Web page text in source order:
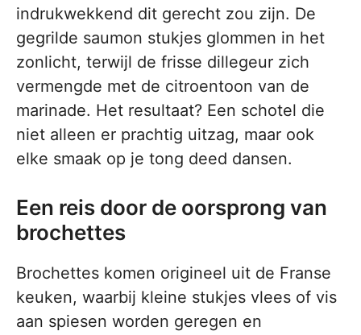
indrukwekkend dit gerecht zou zijn. De
gegrilde saumon stukjes glommen in het
zonlicht, terwijl de frisse dillegeur zich
vermengde met de citroentoon van de
marinade. Het resultaat? Een schotel die
niet alleen er prachtig uitzag, maar ook
elke smaak op je tong deed dansen.
Een reis door de oorsprong van
brochettes
Brochettes komen origineel uit de Franse
keuken, waarbij kleine stukjes vlees of vis
aan spiesen worden geregen en